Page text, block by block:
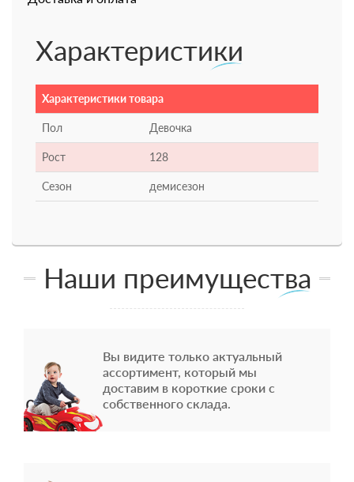
Характеристики
Характеристики товара
Пол Девочка
Рост 128
Сезон демисезон
Наши преимущества
Вы видите только актуальный
ассортимент, который мы
доставим в короткие сроки с
собственного склада.